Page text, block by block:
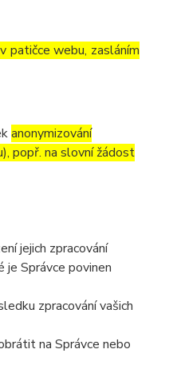
patičce webu, zasláním
anonymizování
popř. na slovní žádost
jejich zpracování
je Správce povinen
zpracování vašich
na Správce nebo